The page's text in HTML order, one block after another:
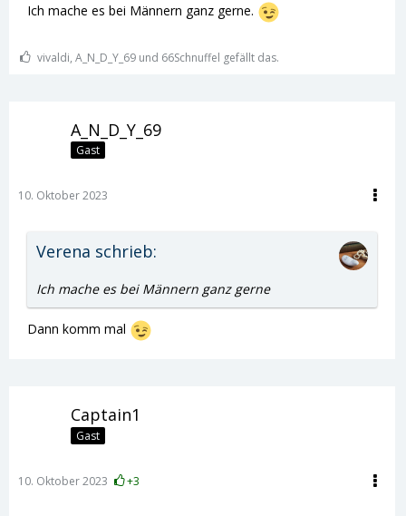
Ich mache es bei Männern ganz gerne.
vivaldi, A_N_D_Y_69 und 66Schnuffel gefällt das.
A_N_D_Y_69
Gast
10. Oktober 2023
Verena schrieb:
Ich mache es bei Männern ganz gerne
Dann komm mal
Captain1
Gast
10. Oktober 2023 +3